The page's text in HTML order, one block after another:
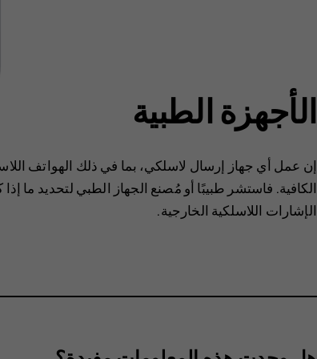
الأجهزة الطبية
‏‫إن عمل أي جهاز إرسال لاسلكي، بما في ذلك الهواتف
الكافية.‬ فاستشر طبيبًا أو مُصنع الجهاز الطبي لتحديد
الإشارات اللاسلكية الخارجية.